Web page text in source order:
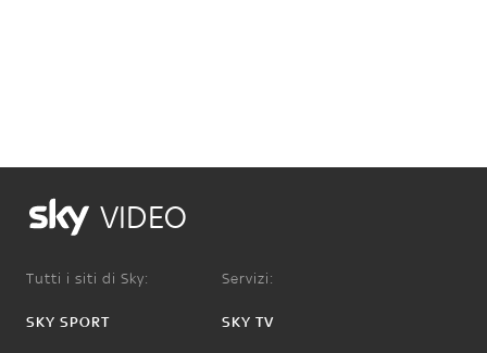
VIDEO
Tutti i siti di Sky:
SKY SPORT
Servizi:
SKY TV